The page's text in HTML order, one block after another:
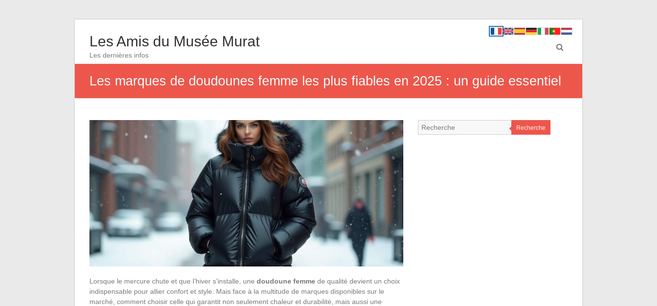
Les Amis du Musée Murat
Les dernières infos
Les marques de doudounes femme les plus fiables en 2025 : un guide essentiel
Lorsque le mercure chute et que l’hiver s’installe, une doudoune femme de qualité devient un choix
indispensable pour allier confort et style. Mais face à la multitude de marques disponibles sur le
marché, comment choisir celle qui garantit non seulement chaleur et durabilité, mais aussi une
Recherche